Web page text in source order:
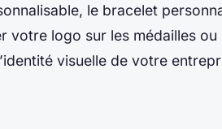
le bracelet
votre logo sur les médailles
visuelle de votre